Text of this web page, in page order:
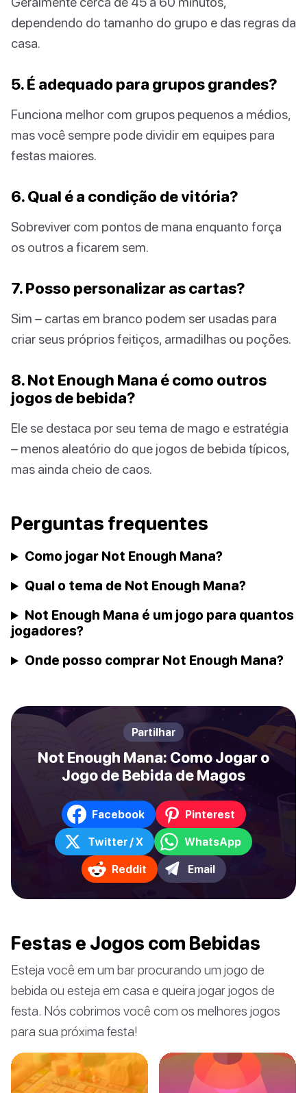
dependendo do tamanho do grupo e das regras da
casa.
5. É adequado para grupos grandes?
Funciona melhor com grupos pequenos a médios,
mas você sempre pode dividir em equipes para
festas maiores.
6. Qual é a condição de vitória?
Sobreviver com pontos de mana enquanto força
os outros a ficarem sem.
7. Posso personalizar as cartas?
Sim – cartas em branco podem ser usadas para
criar seus próprios feitiços, armadilhas ou poções.
8. Not Enough Mana é como outros
jogos de bebida?
Ele se destaca por seu tema de mago e estratégia
– menos aleatório do que jogos de bebida típicos,
mas ainda cheio de caos.
Perguntas frequentes
Como jogar Not Enough Mana?
Qual o tema de Not Enough Mana?
Not Enough Mana é um jogo para quantos
jogadores?
Onde posso comprar Not Enough Mana?
Partilhar
Not Enough Mana: Como Jogar o
Jogo de Bebida de Magos
Facebook Pinterest
Twitter / X WhatsApp
Reddit Email
Festas e Jogos com Bebidas
Esteja você em um bar procurando um jogo de
bebida ou esteja em casa e queira jogar jogos de
festa. Nós cobrimos você com os melhores jogos
para sua próxima festa!